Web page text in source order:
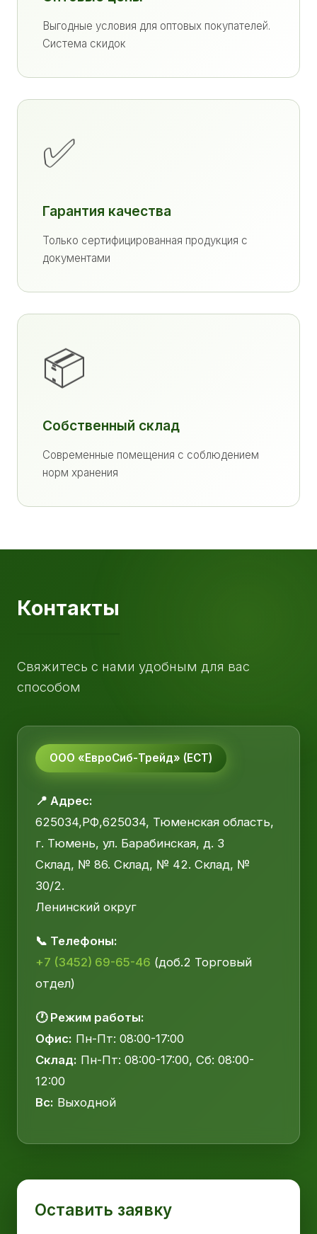
Выгодные условия для оптовых покупателей.
Система скидок
✅
Гарантия качества
Только сертифицированная продукция с
документами
📦
Собственный склад
Современные помещения с соблюдением
норм хранения
Контакты
Свяжитесь с нами удобным для вас
способом
ООО «ЕвроСиб-Трейд» (ЕСТ)
📍 Адрес:
625034,РФ,625034, Тюменская область,
г. Тюмень, ул. Барабинская, д. 3
Склад, № 86. Склад, № 42. Склад, №
30/2.
Ленинский округ
📞 Телефоны:
+7 (3452) 69-65-46 (доб.2 Торговый
отдел)
🕐 Режим работы:
Офис: Пн-Пт: 08:00-17:00
Склад: Пн-Пт: 08:00-17:00, Сб: 08:00-
12:00
Вс: Выходной
Оставить заявку